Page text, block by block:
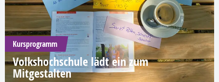
Kursprogramm
Volkshochschule lädt ein zum
Mitgestalten